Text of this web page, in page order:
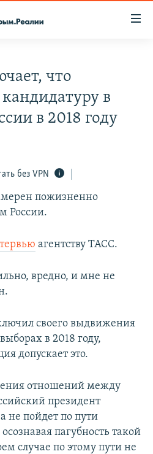
ИСТОРИЙ СОПРОТИВЛЕНИЯ
что
в
в 2018 году
без VPN
пожизненно
России.
агентству ТАСС.
вредно, и мне не
своего выдвижения
в 2018 году,
допускает это.
отношений между
президент
не пойдет по пути
пагубность такой
случае по этому пути не